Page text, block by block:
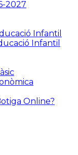
2027
Infantil
Infantil
Online?